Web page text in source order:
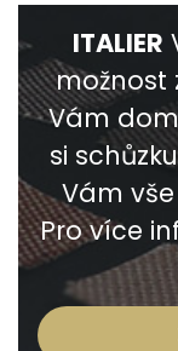
ITALIER
možnost
Vám
si
Vám
Pro více